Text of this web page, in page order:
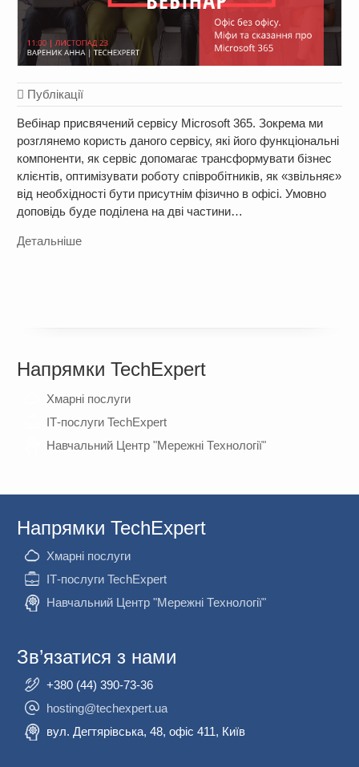
Публікації
Вебінар присвячений сервісу Microsoft 365. Зокрема ми
розглянемо користь даного сервісу, які його функціональні
компоненти, як сервіс допомагає трансформувати бізнес
клієнтів, оптимізувати роботу співробітників, як «звільняє»
від необхідності бути присутнім фізично в офісі. Умовно
доповідь буде поділена на дві частини…
Детальніше
Напрямки TechExpert
Хмарні послуги
ІТ-послуги TechExpert
Навчальний Центр "Мережні Технології"
Напрямки TechExpert
Хмарні послуги
ІТ-послуги TechExpert
Навчальний Центр "Мережні Технології"
Зв’язатися з нами
+380 (44) 390-73-36
hosting@techexpert.ua
вул. Дегтярівська, 48, офіс 411, Київ